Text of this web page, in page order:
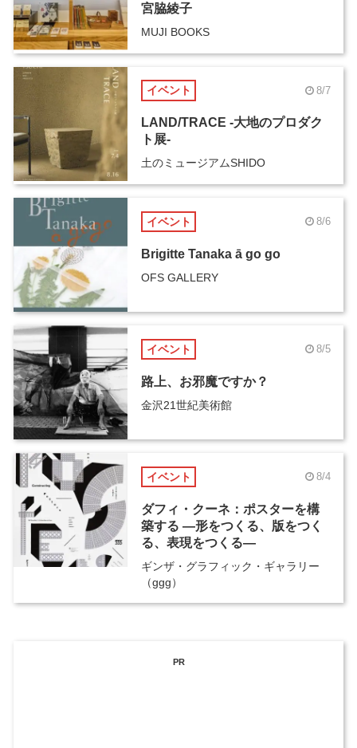
宮脇綾子
MUJI BOOKS
イベント 8/7
LAND/TRACE -大地のプロダク
ト展-
土のミュージアムSHIDO
イベント 8/6
Brigitte Tanaka ā go go
OFS GALLERY
イベント 8/5
路上、お邪魔ですか？
金沢21世紀美術館
イベント 8/4
ダフィ・クーネ：ポスターを構
築する ―形をつくる、版をつく
る、表現をつくる―
ギンザ・グラフィック・ギャラリー
（ggg）
PR